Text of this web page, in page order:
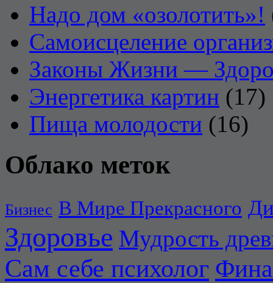
Надо дом «озолотить»!
Самоисцеление
Законы Жизни —
Энергетика картин (17)
Пища молодости (16)
Облако меток
Бизнес В Мире Прекрасного
Здоровье Мудрость
Сам себе психолог